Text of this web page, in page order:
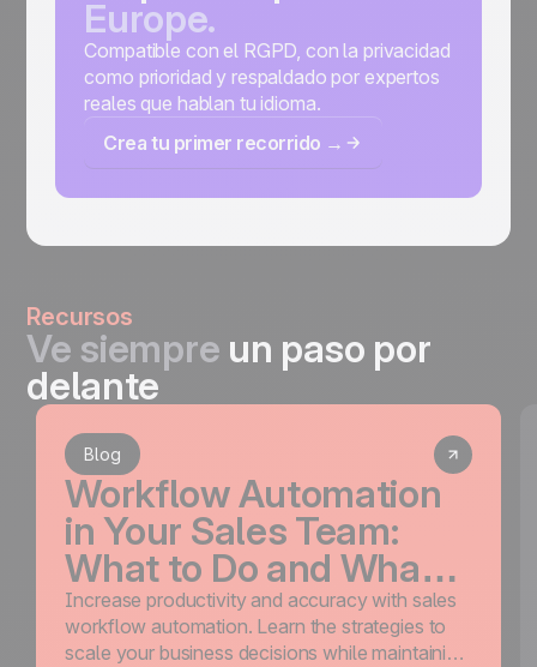
Europe.
Compatible con el RGPD, con la privacidad
como prioridad y respaldado por expertos
reales que hablan tu idioma.
Crea tu primer recorrido →
Recursos
Ve siempre un paso por
delante
Blog
Workflow Automation
in Your Sales Team:
What to Do and What
Not to Do
Increase productivity and accuracy with sales
workflow automation. Learn the strategies to
scale your business decisions while maintaining